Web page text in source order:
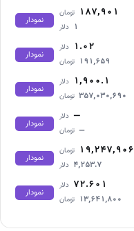
۱۸۷,۹۰۱ تومان
۱ دلار
نمودار
۱.۰۲ دلار
۱۹۱,۶۵۹ تومان
نمودار
۱,۹۰۰.۱ دلار
۳۵۷,۰۳۰,۶۹۰ تومان
نمودار
— دلار
— تومان
نمودار
۱۹,۲۴۷,۹۰۶ تومان
۴,۲۵۳.۷ دلار
نمودار
۷۲.۶۰۱ دلار
۱۳,۶۴۱,۸۰۰ تومان
نمودار